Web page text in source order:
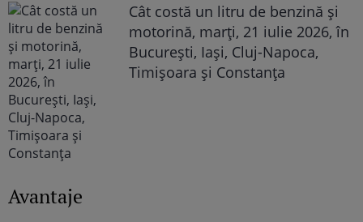
Cât costă un litru de benzină și
motorină, marți, 21 iulie 2026, în
București, Iași, Cluj-Napoca,
Timișoara și Constanța
Avantaje